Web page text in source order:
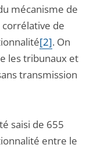
mécanisme de
de
[2]. On
les tribunaux et
transmission
saisi de 655
entre le